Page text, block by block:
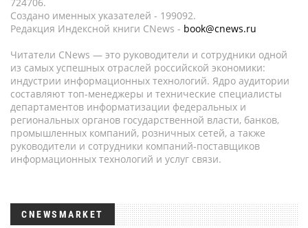
Создано именных указателей - 199092.
Редакция Индексной книги CNews - book@cnews.ru
Читатели CNews — это руководители и сотрудники одной
из самых успешных отраслей российской экономики:
индустрии информационных технологий. Ядро аудитории
составляют топ-менеджеры и технические специалисты
департаментов информатизации федеральных и
региональных органов государственной власти, банков,
промышленных компаний, розничных сетей, а также
руководители и сотрудники компаний-поставщиков
информационных технологий и услуг связи.
CNEWSMARKET